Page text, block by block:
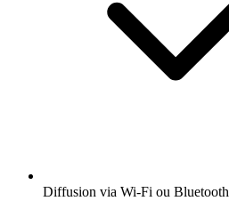
Diffusion via Wi-Fi ou Bluetooth